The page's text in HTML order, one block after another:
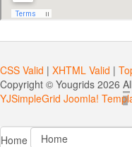
CSS Valid | XHTML Valid |
Copyright © Yougrids 2026
YJSimpleGrid Joomla!
Home